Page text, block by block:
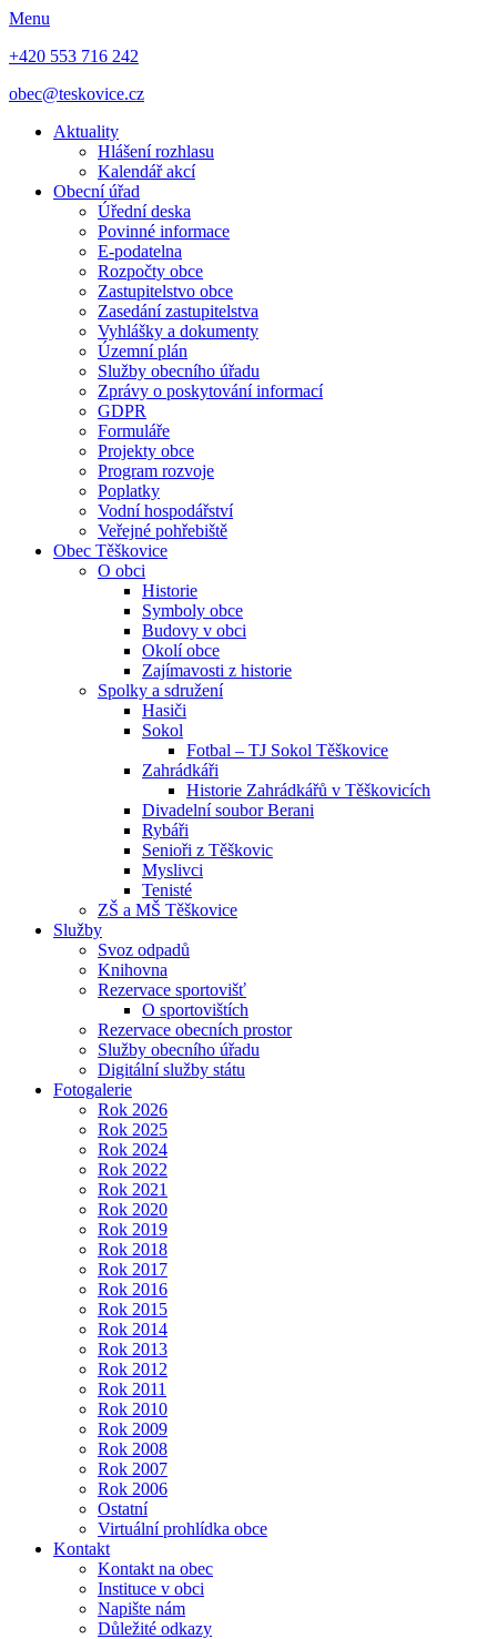
Menu
+420 553 716 242
obec@teskovice.cz
Aktuality
Hlášení rozhlasu
Kalendář akcí
Obecní úřad
Úřední deska
Povinné informace
E-podatelna
Rozpočty obce
Zastupitelstvo obce
Zasedání zastupitelstva
Vyhlášky a dokumenty
Územní plán
Služby obecního úřadu
Zprávy o poskytování informací
GDPR
Formuláře
Projekty obce
Program rozvoje
Poplatky
Vodní hospodářství
Veřejné pohřebiště
Obec Těškovice
O obci
Historie
Symboly obce
Budovy v obci
Okolí obce
Zajímavosti z historie
Spolky a sdružení
Hasiči
Sokol
Fotbal – TJ Sokol Těškovice
Zahrádkáři
Historie Zahrádkářů v Těškovicích
Divadelní soubor Berani
Rybáři
Senioři z Těškovic
Myslivci
Tenisté
ZŠ a MŠ Těškovice
Služby
Svoz odpadů
Knihovna
Rezervace sportovišť
O sportovištích
Rezervace obecních prostor
Služby obecního úřadu
Digitální služby státu
Fotogalerie
Rok 2026
Rok 2025
Rok 2024
Rok 2022
Rok 2021
Rok 2020
Rok 2019
Rok 2018
Rok 2017
Rok 2016
Rok 2015
Rok 2014
Rok 2013
Rok 2012
Rok 2011
Rok 2010
Rok 2009
Rok 2008
Rok 2007
Rok 2006
Ostatní
Virtuální prohlídka obce
Kontakt
Kontakt na obec
Instituce v obci
Napište nám
Důležité odkazy